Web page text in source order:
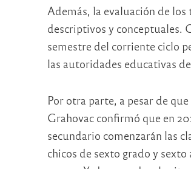
Además, la evaluación de
descriptivos y conceptuales.
semestre del corriente ciclo
las autoridades educativas
Por otra parte, a pesar de
Grahovac confirmó que en
secundario comenzarán las
chicos de sexto grado y